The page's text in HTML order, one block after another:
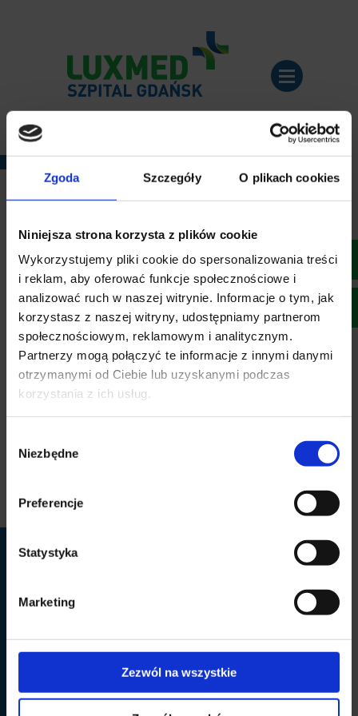
Zgoda Szczegóły O plikach cookies
Niniejsza strona korzysta z plików cookie
Wykorzystujemy pliki cookie do spersonalizowania treści
i reklam, aby oferować funkcje społecznościowe i
analizować ruch w naszej witrynie. Informacje o tym, jak
korzystasz z naszej witryny, udostępniamy partnerom
społecznościowym, reklamowym i analitycznym.
Partnerzy mogą połączyć te informacje z innymi danymi
otrzymanymi od Ciebie lub uzyskanymi podczas
korzystania z ich usług.
zgody
Niezbędne
Preferencje
Statystyka
Marketing
Zezwól na wszystkie
Opinia #2
Zabieg:
dr hab. n. med. Kornel
Lorem ipsum dolor sit amet, consectetur adipiscing elit.
orci eu hendrerit egestas. Nam eget maximus nulla, vitae
LUX MED Szpital Gdańsk
LUX MED Szpital Gdańsk S.A., z siedzibą w Gdańsku, ul.
prowadzonego przez Sąd Rejonowy Gdańsk-Północ w
Gdańsku, VII Wydział Gospodarczy Krajowego Rejestru
Sądowego, pod numerem KRS: 0000183364. NIP 583 21 06